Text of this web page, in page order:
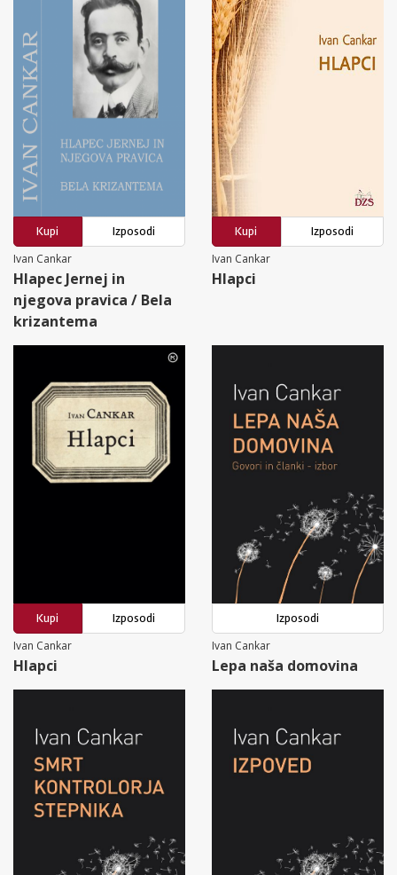
Kupi
Izposodi
Ivan Cankar
Hlapec Jernej in
njegova pravica / Bela
krizantema
Kupi
Izposodi
Ivan Cankar
Hlapci
Kupi
Izposodi
Ivan Cankar
Hlapci
Izposodi
Ivan Cankar
Lepa naša domovina